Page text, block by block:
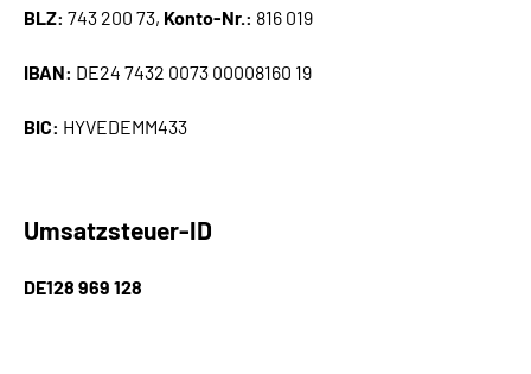
Mein Kundenportal
BLZ: 743 200 73, Konto-Nr.: 816 019
IBAN: DE24 7432 0073 00008160 19
BIC: HYVEDEMM433
Umsatzsteuer-ID
DE128 969 128